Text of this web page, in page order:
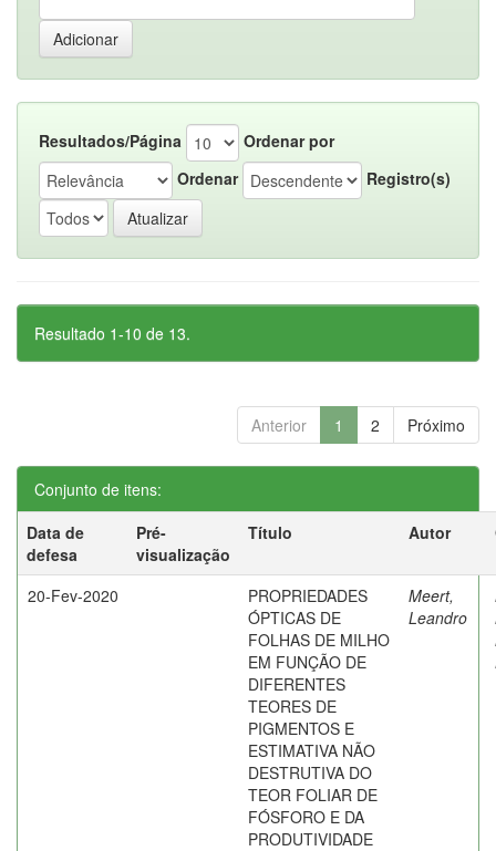
Resultados/Página
Ordenar por
Ordenar
Registro(s)
Resultado 1-10 de 13.
Anterior 1 2 Próximo
Conjunto de itens:
Data de
defesa
Pré-
visualização
Título Autor
20-Fev-2020
PROPRIEDADES
ÓPTICAS DE
FOLHAS DE MILHO
EM FUNÇÃO DE
DIFERENTES
TEORES DE
PIGMENTOS E
ESTIMATIVA NÃO
DESTRUTIVA DO
TEOR FOLIAR DE
FÓSFORO E DA
PRODUTIVIDADE
Meert,
Leandro